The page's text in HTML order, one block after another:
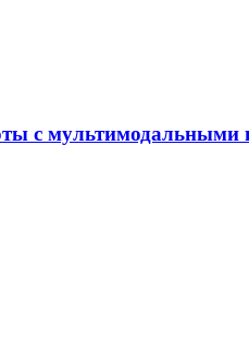
с мультимодальными